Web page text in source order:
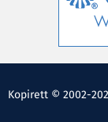
Kopirett © 2002-